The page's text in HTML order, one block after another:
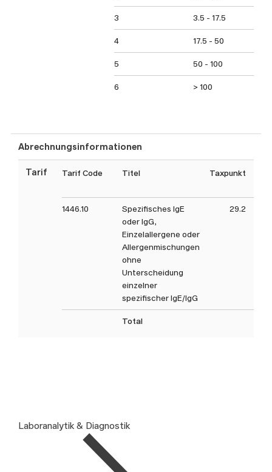
3 3.5 - 17.5
4 17.5 - 50
5 50 - 100
6 > 100
Abrechnungsinformationen
Tarif Tarif Code Titel Taxpunkt
1446.10
Spezifisches IgE
oder IgG,
Einzelallergene oder
Allergenmischungen
ohne
Unterscheidung
einzelner
spezifischer IgE/IgG
29.2
Total
Laboranalytik & Diagnostik